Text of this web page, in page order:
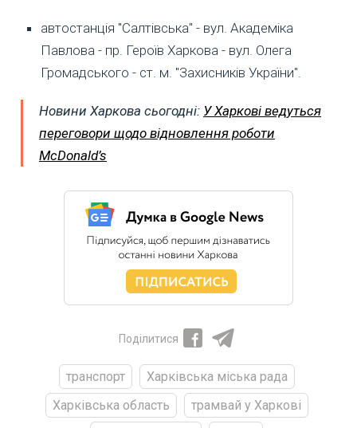
автостанція "Салтівська" - вул. Академіка
Павлова - пр. Героїв Харкова - вул. Олега
Громадського - ст. м. "Захисників України".
Новини Харкова сьогодні: У Харкові ведуться
переговори щодо відновлення роботи
McDonald’s
Поділитися
транспорт
Харківська міська рада
Харківська область
трамвай у Харкові